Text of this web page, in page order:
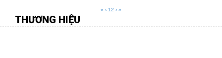
« ‹ 12 › »
THƯƠNG HIỆU